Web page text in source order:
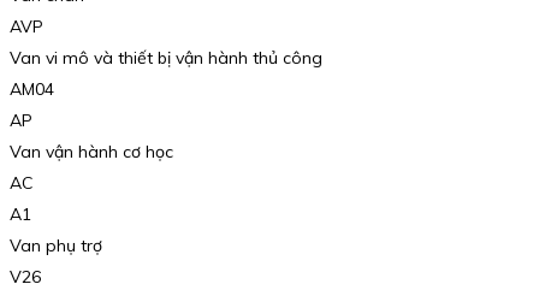
AVP
Van vi mô và thiết bị vận hành thủ công
AM04
AP
Van vận hành cơ học
AC
A1
Van phụ trợ
V26